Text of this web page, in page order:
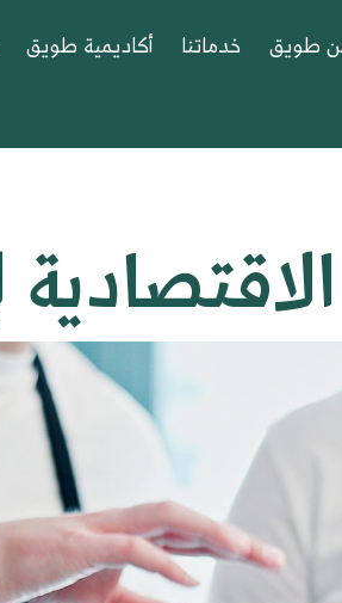
طويق خدماتنا أكاديمية طويق